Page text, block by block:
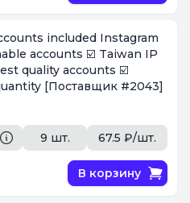
included Instagram
accounts ☑️ Taiwan IP
quality accounts ☑️
[Поставщик #2043]
9 шт. 67.5 ₽/шт.
В корзину